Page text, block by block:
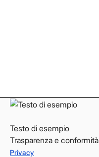
Testo di esempio
Trasparenza e conformità
Privacy